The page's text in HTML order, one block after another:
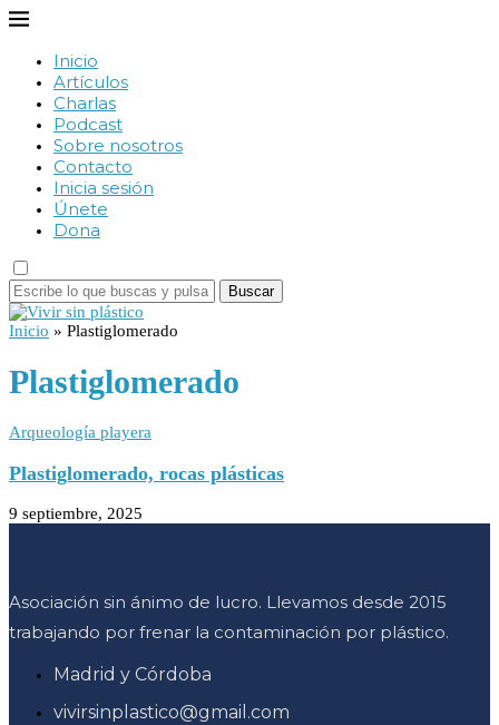
Inicio
Artículos
Charlas
Podcast
Sobre nosotros
Contacto
Inicia sesión
Únete
Dona
Buscar
Inicio » Plastiglomerado
Plastiglomerado
Arqueología playera
Plastiglomerado, rocas plásticas
9 septiembre, 2025
Asociación sin ánimo de lucro. Llevamos desde 2015
trabajando por frenar la contaminación por plástico.
Madrid y Córdoba
vivirsinplastico@gmail.com